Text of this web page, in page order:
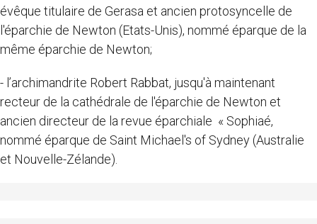
évêque titulaire de Gerasa et ancien protosyncelle de
l'éparchie de Newton (Etats-Unis), nommé éparque de la
même éparchie de Newton;
- l’archimandrite Robert Rabbat, jusqu'à maintenant
recteur de la cathédrale de l'éparchie de Newton et
ancien directeur de la revue éparchiale « Sophiaé,
nommé éparque de Saint Michael's of Sydney (Australie
et Nouvelle-Zélande).